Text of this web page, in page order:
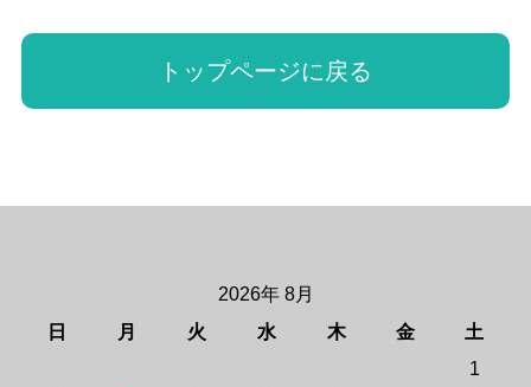
トップページに戻る
2026年 8月
日
月 火 水 木 金
土
1